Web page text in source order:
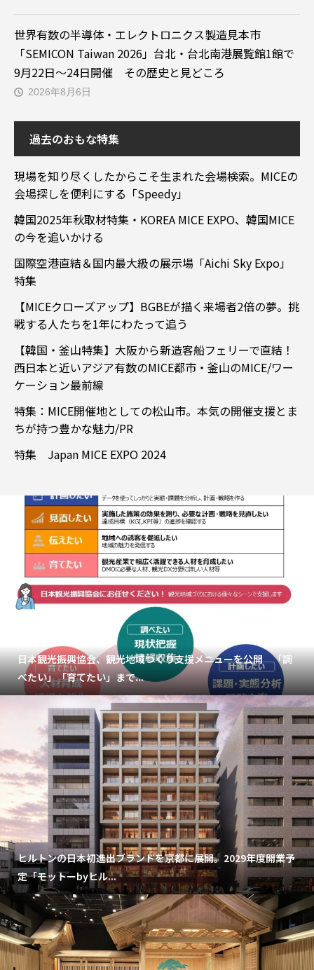
世界有数の半導体・エレクトロニクス製造見本市
「SEMICON Taiwan 2026」台北・台北南港展覧館1館で
9月22日～24日開催 その歴史と見どころ
2026年8月6日
過去のおもな特集
現場を知り尽くしたからこそ生まれた会場検索。MICEの
会場探しを便利にする「Speedy」
韓国2025年秋取材特集・KOREA MICE EXPO、韓国MICE
の今を追いかける
国際空港直結＆国内最大級の展示場「Aichi Sky Expo」
特集
【MICEクローズアップ】BGBEが描く来場者2倍の夢。挑
戦する人たちを1年にわたって追う
【韓国・釜山特集】大阪から新造客船フェリーで直結！
西日本と近いアジア有数のMICE都市・釜山のMICE/ワー
ケーション最前線
特集：MICE開催地としての松山市。本気の開催支援とま
ちが持つ豊かな魅力/PR
特集 Japan MICE EXPO 2024
日本観光振興協会、観光地域づくり支援メニューを公開 「調
べたい」「育てたい」まで...
ヒルトンの日本初進出ブランドを京都に展開。2029年度開業予
定「モットーbyヒル...